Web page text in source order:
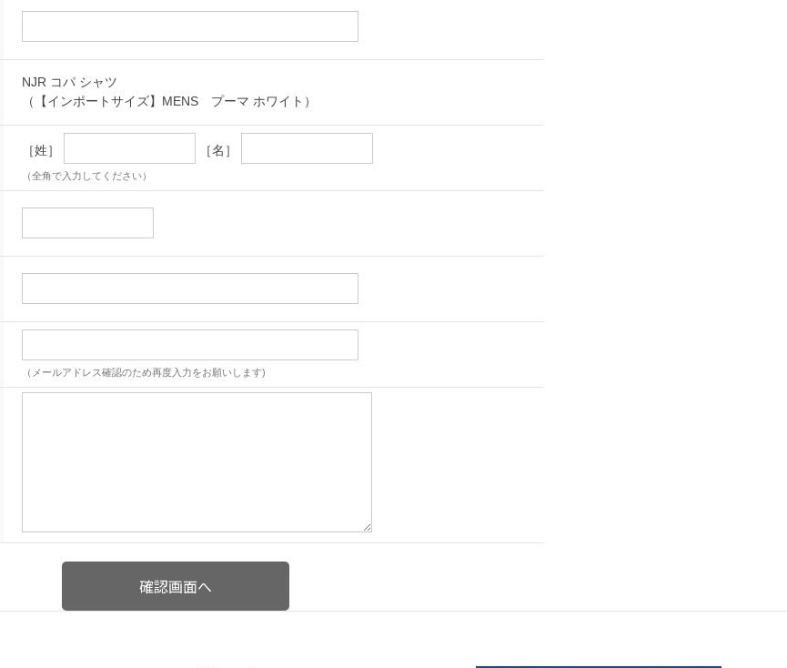
NJR コパ シャツ
（【インポートサイズ】MENS プーマ ホワイト）
［姓］ ［名］
（全角で入力してください）
（メールアドレス確認のため再度入力をお願いします)